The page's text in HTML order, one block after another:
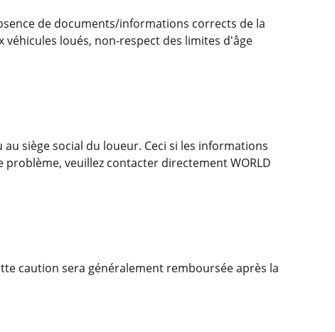
de documents/informations corrects de la
loués, non-respect des limites d'âge
siège social du loueur. Ceci si les informations
veuillez contacter directement WORLD
caution sera généralement remboursée après la